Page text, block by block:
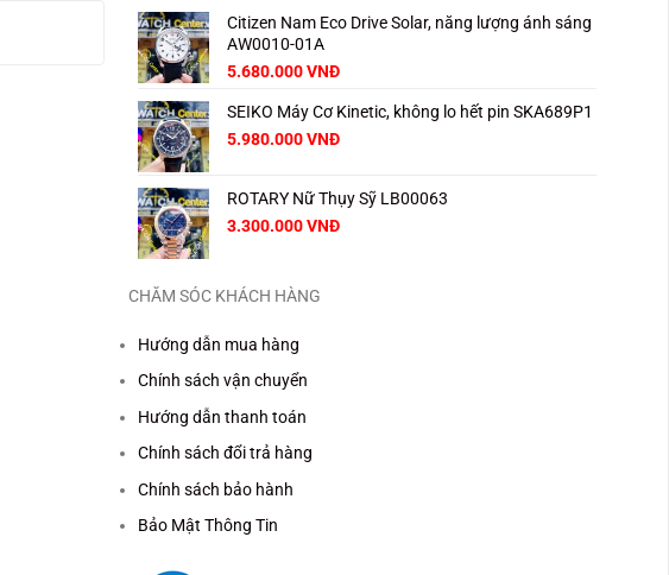
Citizen Nam Eco Drive Solar, năng lượng ánh sáng
AW0010-01A
Giá
là:
8.000.000 VNĐ.
5.680.000VNĐGiá
tại
là:
SEIKO Máy Cơ Kinetic, không lo hết pin SKA689P1
Giá
8.000.000 VNĐ.
5.980.000VNĐGiá
là:
5.980.000 VNĐ.
ROTARY Nữ Thụy Sỹ LB00063
3.300.000VNĐ
CHĂM SÓC KHÁCH HÀNG
Hướng dẫn mua hàng
Chính sách vận chuyển
Hướng dẫn thanh toán
Chính sách đổi trả hàng
Chính sách bảo hành
Bảo Mật Thông Tin